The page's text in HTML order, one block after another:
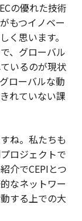
の優れた技術
もつイノベー
く思います。
、グローバル
いるのが現状
ローバルな動
れていない課
ね。私たちも
ロジェクトで
介でCEPIとつ
なネットワー
する上での大